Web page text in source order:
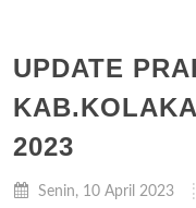
UPDATE
2023
Senin, 10 April 2023